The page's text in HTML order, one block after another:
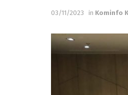
03/11/2023 in Kominfo